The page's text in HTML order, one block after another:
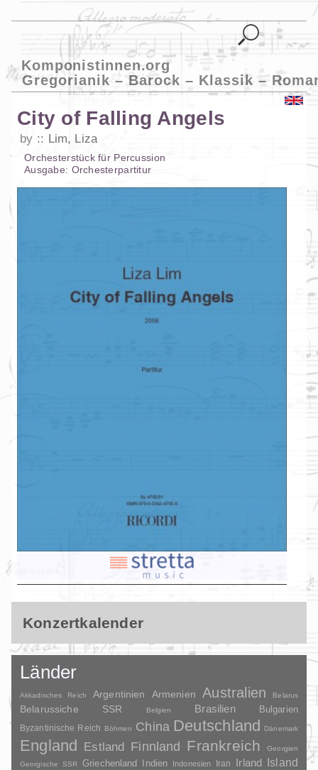
Komponistinnen.org
Gregorianik – Barock – Klassik –
City of Falling Angels
by Lim, Liza
Orchesterstückfür Percussion
Ausgabe: Orchesterpartitur
Konzertkalender
Länder
Akkadisches Reich Argentinien Armenien Australien Belarus
Belarussiche SSR Belgien Brasilien Bulgarien
Byzantinische Reich Böhmen China Deutschland Dänemark
England Estland Finnland Frankreich
Georgien
Georgische SSR
Griechenland Indien Indonesien Iran Irland
Island